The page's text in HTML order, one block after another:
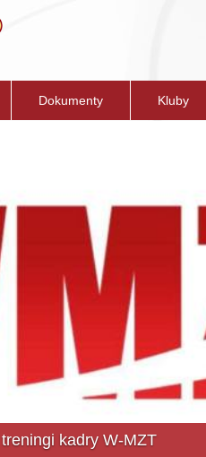
Dokumenty Kluby